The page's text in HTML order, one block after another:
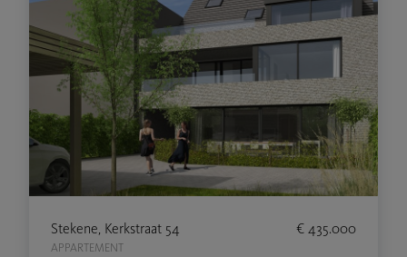
Stekene, Kerkstraat 54
APPARTEMENT
€ 435.000